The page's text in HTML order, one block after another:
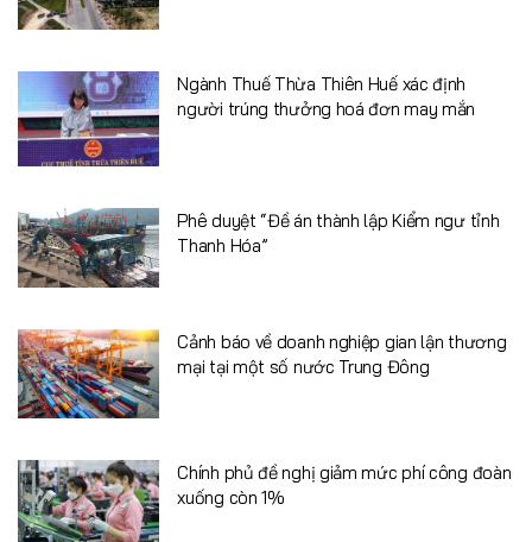
Ngành Thuế Thừa Thiên Huế xác định
người trúng thưởng hoá đơn may mắn
Phê duyệt “Đề án thành lập Kiểm ngư tỉnh
Thanh Hóa”
Cảnh báo về doanh nghiệp gian lận thương
mại tại một số nước Trung Đông
Chính phủ đề nghị giảm mức phí công đoàn
xuống còn 1%